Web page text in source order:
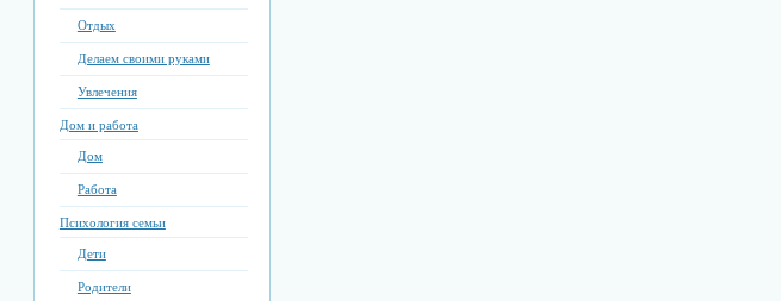
Отдых
Делаем своими руками
Увлечения
Дом и работа
Дом
Работа
Психология семьи
Дети
Родители